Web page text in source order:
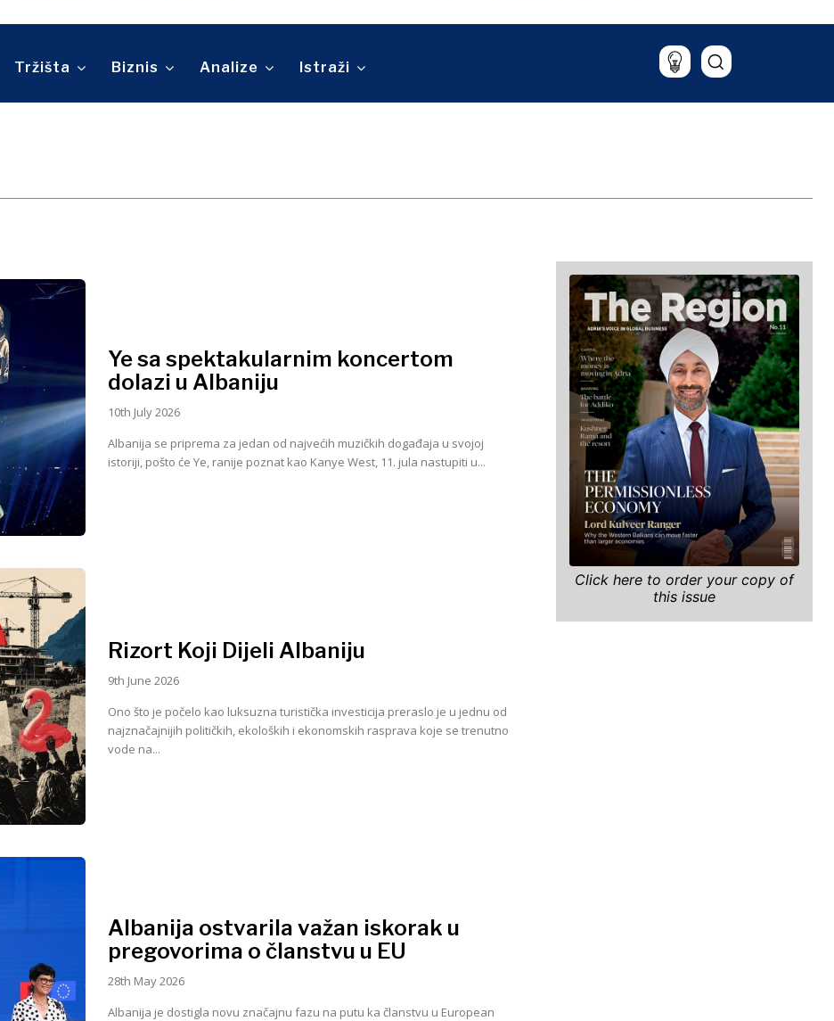
Telekomunikacije
Prevoz
Putovanja
Hrana i piće
Magazin
O nama Kontakt Oglašavanje Pretplata
Tržišta Biznis Analize Istraži
Ye sa spektakularnim koncertom
dolazi u Albaniju
10th July 2026
Albanija se priprema za jedan od najvećih muzičkih događaja u svojoj
istoriji, pošto će Ye, ranije poznat kao Kanye West, 11. jula nastupiti u...
Rizort Koji Dijeli Albaniju
9th June 2026
Ono što je počelo kao luksuzna turistička investicija preraslo je u jednu od
najznačajnijih političkih, ekoloških i ekonomskih rasprava koje se trenutno
vode na...
Albanija ostvarila važan iskorak u
pregovorima o članstvu u EU
28th May 2026
Albanija je dostigla novu značajnu fazu na putu ka članstvu u European
Click here to order your copy of
this issue